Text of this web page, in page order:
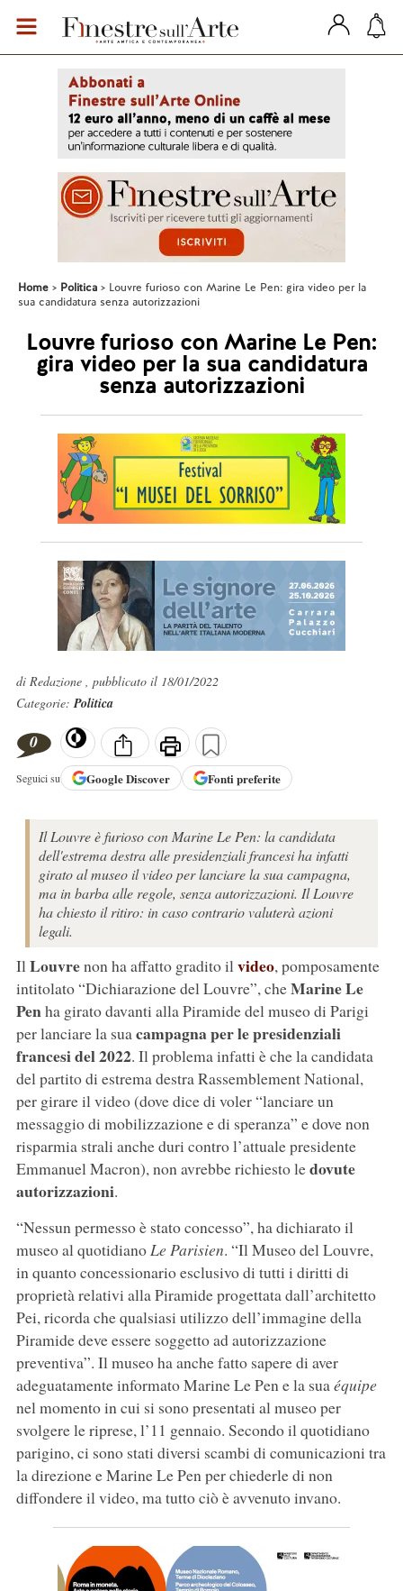
Home Politica
Louvre furioso con Marine Le Pen: gira video per la
sua candidatura senza autorizzazioni
Louvre furioso con Marine Le Pen:
gira video per la sua candidatura
senza autorizzazioni
di Redazione , pubblicato il 18/01/2022
Categorie:Politica
0
Seguici su GoogleDiscover Fonti preferite
Il Louvre è furioso con Marine Le Pen: la candidata
dell'estrema destra alle presidenziali francesi ha infatti
girato al museo il video per lanciare la sua campagna,
ma in barba alle regole, senza autorizzazioni. Il Louvre
ha chiesto il ritiro: in caso contrario valuterà azioni
legali.
IlLouvrenon ha affatto gradito ilvideo, pomposamente
intitolato “Dichiarazione del Louvre”, cheMarine Le
Penha girato davanti alla Piramide del museo di Parigi
per lanciare la suacampagna per le presidenziali
francesi del 2022. Il problema infatti è che la candidata
del partito di estrema destra Rassemblement National,
per girare il video (dove dice di voler “lanciare un
messaggio di mobilizzazione e di speranza” e dove non
risparmia strali anche duri contro l’attuale presidente
Emmanuel Macron), non avrebbe richiesto ledovute
autorizzazioni.
“Nessun permesso è stato concesso”, ha dichiarato il
museo al quotidianoLe Parisien. “Il Museo del Louvre,
in quanto concessionario esclusivo di tutti i diritti di
proprietà relativi alla Piramide progettata dall’architetto
Pei, ricorda che qualsiasi utilizzo dell’immagine della
Piramide deve essere soggetto ad autorizzazione
preventiva”. Il museo ha anche fatto sapere di aver
adeguatamente informato Marine Le Pen e la suaéquipe
nel momento in cui si sono presentati al museo per
svolgere le riprese, l’11 gennaio. Secondo il quotidiano
parigino, ci sono stati diversi scambi di comunicazioni tra
la direzione e Marine Le Pen per chiederle di non
diffondere il video, ma tutto ciò è avvenuto invano.